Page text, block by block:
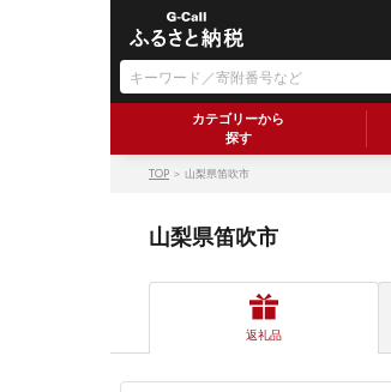
カテゴリーから
探す
TOP ＞ 山梨県笛吹市
山梨県笛吹市
返礼品